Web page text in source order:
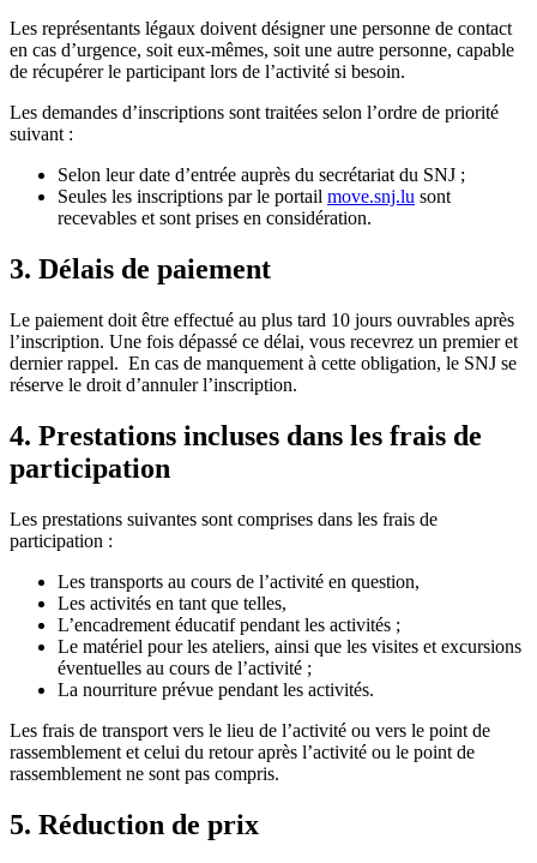
Les représentants légaux doivent désigner une personne de contact
en cas d’urgence, soit eux-mêmes, soit une autre personne, capable
de récupérer le participant lors de l’activité si besoin.
Les demandes d’inscriptions sont traitées selon l’ordre de priorité
suivant :
Selon leur date d’entrée auprès du secrétariat du SNJ ;
Seules les inscriptions par le portail move.snj.lu sont
recevables et sont prises en considération.
3. Délais de paiement
Le paiement doit être effectué au plus tard 10 jours ouvrables après
l’inscription. Une fois dépassé ce délai, vous recevrez un premier et
dernier rappel. En cas de manquement à cette obligation, le SNJ se
réserve le droit d’annuler l’inscription.
4. Prestations incluses dans les frais de
participation
Les prestations suivantes sont comprises dans les frais de
participation :
Les transports au cours de l’activité en question,
Les activités en tant que telles,
L’encadrement éducatif pendant les activités ;
Le matériel pour les ateliers, ainsi que les visites et excursions
éventuelles au cours de l’activité ;
La nourriture prévue pendant les activités.
Les frais de transport vers le lieu de l’activité ou vers le point de
rassemblement et celui du retour après l’activité ou le point de
rassemblement ne sont pas compris.
5. Réduction de prix